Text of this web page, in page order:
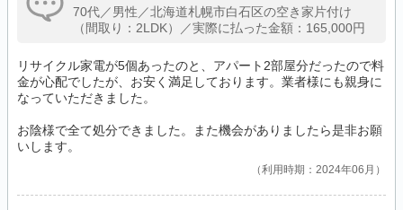
70代／男性／北海道札幌市白石区の空き家片付け
（間取り：2LDK）／実際に払った金額：165,000円
リサイクル家電が5個あったのと、アパート2部屋分だったので料
金が心配でしたが、お安く満足しております。業者様にも親身に
なっていただきました。
お陰様で全て処分できました。また機会がありましたら是非お願
いします。
利用時期：2024年06月